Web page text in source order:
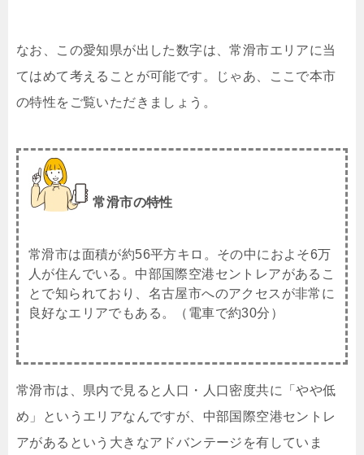
なお、この愛知県が出した数字は、常滑市エリアに当
てはめて考えることが可能です。じゃあ、ここで本市
の特性をご覧いただきましょう。
常滑市の特性
常滑市は面積が約56平方キロ。その中におよそ6万
人が住んでいる。中部国際空港セントレアがあるこ
とで知られており、名古屋市へのアクセスが非常に
良好なエリアでもある。（電車で約30分）
常滑市は、県内で見ると人口・人口密度共に「やや低
め」というエリアなんですが、中部国際空港セントレ
アがあるという大きなアドバンテージを有していま